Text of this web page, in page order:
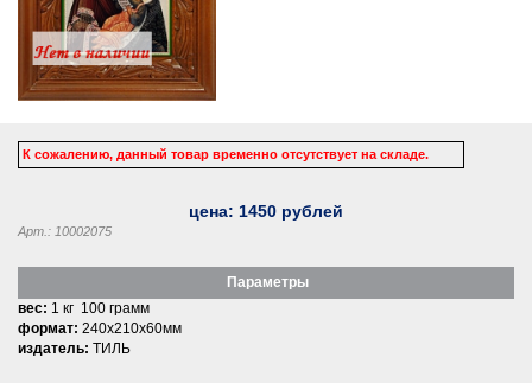
К сожалению, данный товар временно отсутствует на складе.
цена: 1450 рублей
Арт.: 10002075
Параметры
вес: 1 кг 100 грамм
формат: 240x210x60мм
издатель: ТИЛЬ